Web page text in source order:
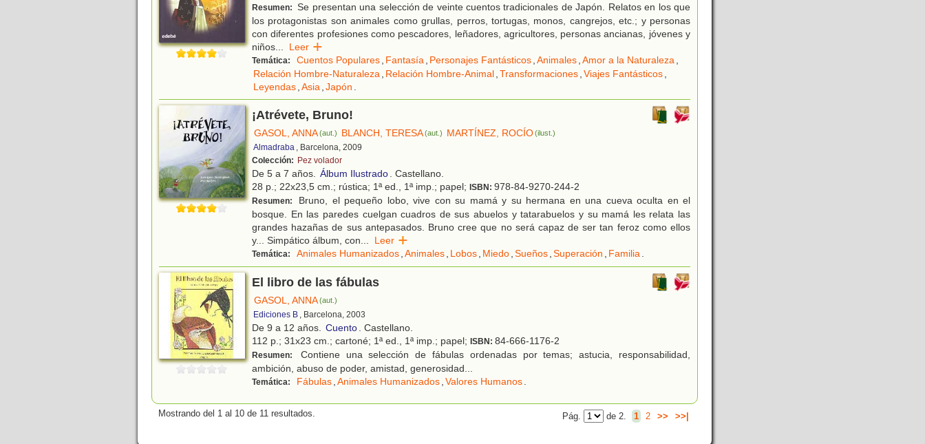
Resumen: Se presentan una selección de veinte cuentos tradicionales de Japón. Relatos en los que
los protagonistas son animales como grullas, perros, tortugas, monos, cangrejos, etc.; y personas
con diferentes profesiones como pescadores, leñadores, agricultores, personas ancianas, jóvenes y
niños... Leer
Temática: Cuentos Populares, Fantasía, Personajes Fantásticos,Animales,Amor a la Naturaleza,
Relación Hombre-Naturaleza, Relación Hombre-Animal,Transformaciones,Viajes Fantásticos,
Leyendas,Asia,Japón .
¡Atrévete, Bruno!
GASOL, ANNA(aut.) BLANCH, TERESA(aut.) MARTÍNEZ, ROCÍO (ilust.)
Almadraba , Barcelona, 2009
Colección: Pez volador
De 5 a 7 años. Álbum Ilustrado. Castellano.
28 p.; 22x23,5 cm.; rústica; 1ª ed., 1ª imp.; papel; ISBN: 978-84-9270-244-2
Resumen:
Bruno, el pequeño lobo, vive con su mamá y su hermana en una cueva oculta en el
bosque. En las paredes cuelgan cuadros de sus abuelos y tatarabuelos y su mamá les relata las
grandes hazañas de sus antepasados. Bruno cree que no será capaz de ser tan feroz como ellos
y... Simpático álbum, con... Leer
Temática: Animales Humanizados,Animales, Lobos, Miedo,Sueños,Superación , Familia.
El libro de las fábulas
GASOL, ANNA(aut.)
Ediciones B , Barcelona, 2003
De 9 a 12 años. Cuento. Castellano.
112 p.; 31x23 cm.; cartoné; 1ª ed., 1ª imp.; papel; ISBN: 84-666-1176-2
Resumen:
Contiene una selección de fábulas ordenadas por temas; astucia, responsabilidad,
ambición, abuso de poder, amistad, generosidad...
Temática: Fábulas,Animales Humanizados,Valores Humanos.
Mostrando del 1 al 10 de 11 resultados. Pág. de 2. 1 2 >> >>|